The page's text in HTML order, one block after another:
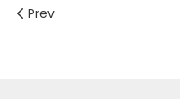
Prev